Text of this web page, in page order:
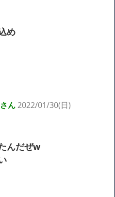
め
ん2022/01/30(日)
んだぜw